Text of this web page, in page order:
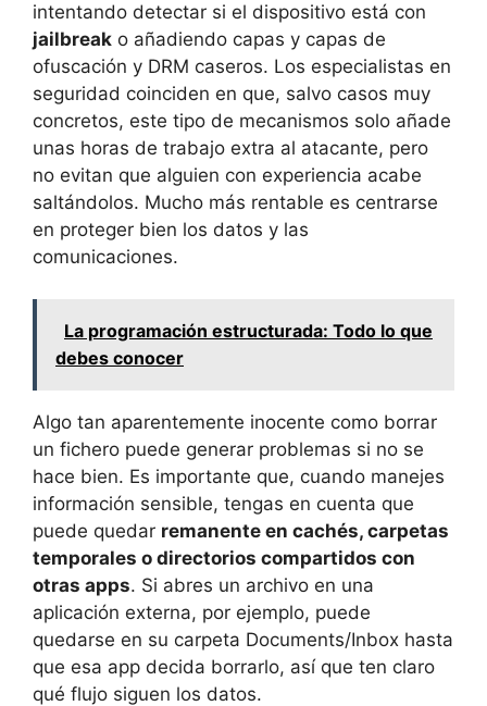
intentando detectar si el dispositivo está con
jailbreak o añadiendo capas y capas de
ofuscación y DRM caseros. Los especialistas en
seguridad coinciden en que, salvo casos muy
concretos, este tipo de mecanismos solo añade
unas horas de trabajo extra al atacante, pero
no evitan que alguien con experiencia acabe
saltándolos. Mucho más rentable es centrarse
en proteger bien los datos y las
comunicaciones.
La programación estructurada: Todo lo que
debes conocer
Algo tan aparentemente inocente como borrar
un fichero puede generar problemas si no se
hace bien. Es importante que, cuando manejes
información sensible, tengas en cuenta que
puede quedar remanente en cachés, carpetas
temporales o directorios compartidos con
otras apps. Si abres un archivo en una
aplicación externa, por ejemplo, puede
quedarse en su carpeta Documents/Inbox hasta
que esa app decida borrarlo, así que ten claro
qué flujo siguen los datos.